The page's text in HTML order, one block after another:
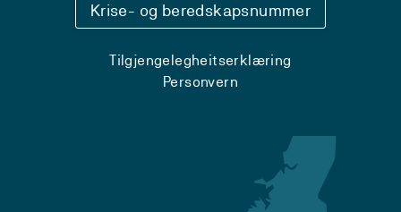
Krise- og beredskapsnummer
Tilgjengelegheitserklæring
Personvern